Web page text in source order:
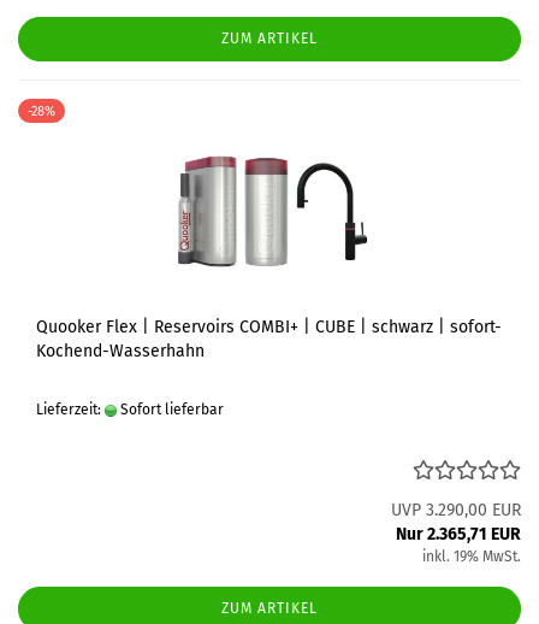
ZUM ARTIKEL
-28%
Quooker Flex | Reservoirs COMBI+ | CUBE | schwarz | sofort-
Kochend-Wasserhahn
Lieferzeit: Sofort lieferbar
UVP 3.290,00 EUR
Nur 2.365,71 EUR
inkl. 19% MwSt.
ZUM ARTIKEL